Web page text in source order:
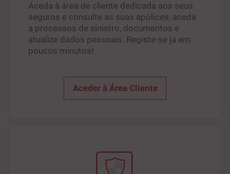
Aceda à área de cliente dedicada aos seus
seguros e consulte as suas apólices, aceda
a processos de sinistro, documentos e
atualize dados pessoais. Registe-se já em
poucos minutos!
Aceder à Área Cliente